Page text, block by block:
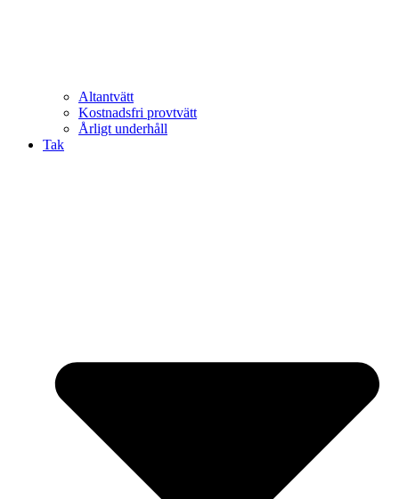
Altantvätt
Kostnadsfri provtvätt
Årligt underhåll
Tak